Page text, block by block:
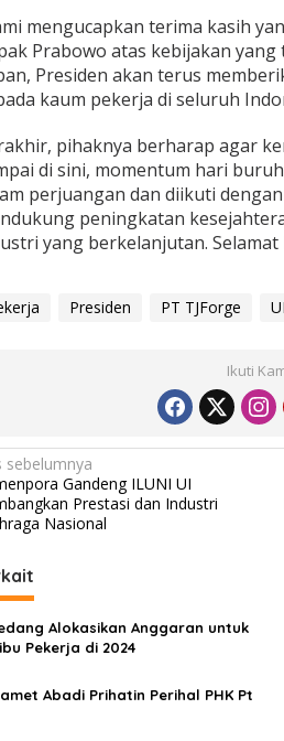
mengucapkan terima kasih
Prabowo atas kebijakan
Presiden akan terus
kaum pekerja di seluruh
pihaknya berharap agar
di sini, momentum hari
perjuangan dan diikuti
peningkatan
yang berkelanjutan.
Presiden PT TJForge
Ikuti
sebelumnya
Gandeng ILUNI UI
Prestasi dan Industri
Nasional
Alokasikan Anggaran untuk
Pekerja di 2024
Abadi Prihatin Perihal PHK Pt